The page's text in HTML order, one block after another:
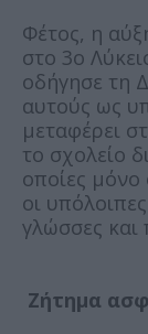
Φέτος, η
στο 3ο
οδήγησε τη
αυτούς ως
μεταφέρει
το σχολείο
οποίες μόνο
οι
γλώσσες και
Ζήτημα